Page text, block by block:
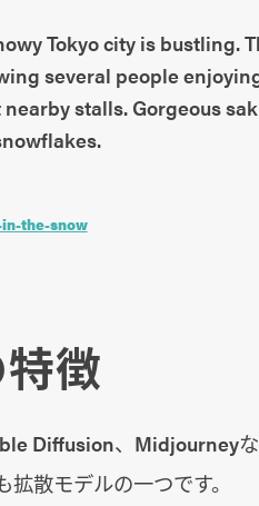
Tokyo city is bustling.
several people
stalls. Gorgeous
the-snow
徴
Diffusion、Midjourney
散モデルの一つです。